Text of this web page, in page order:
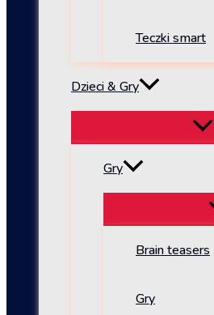
Teczki smart
Dzieci & Gry
Gry
Brain teasers
Gry